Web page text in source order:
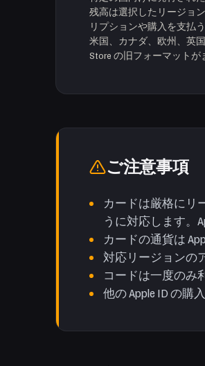
残高は選択したリージョ
リプションや購入を支払
米国、カナダ、欧州、英
Store の旧フォーマットが
ご注意事項
カードは厳格にリ
うに対応します。
カードの通貨は
対応リージョンの
コードは一度のみ
他の Apple ID の購